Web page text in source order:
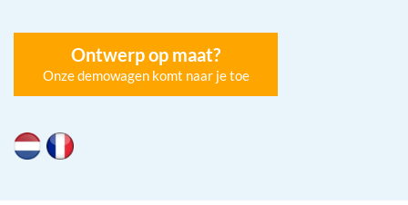
Ontwerp op maat?
Onze demowagen komt naar je toe